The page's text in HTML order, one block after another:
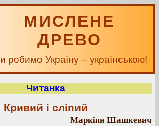
МИСЛЕНЕ
ДРЕВО
робимо Україну – українською!
Читанка
Кривий і сліпий
Маркіян Шашкевич